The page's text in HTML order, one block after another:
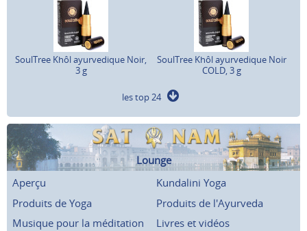
SoulTree Khôl ayurvedique Noir,
3 g
SoulTree Khôl ayurvedique Noir
COLD, 3 g
les top 24
Lounge
Aperçu
Kundalini Yoga
Produits de Yoga
Produits de l'Ayurveda
Musique pour la méditation
Livres et vidéos